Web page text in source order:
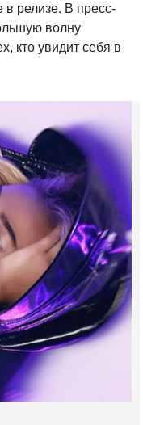
в релизе. В пресс-
волну
кто увидит себя в